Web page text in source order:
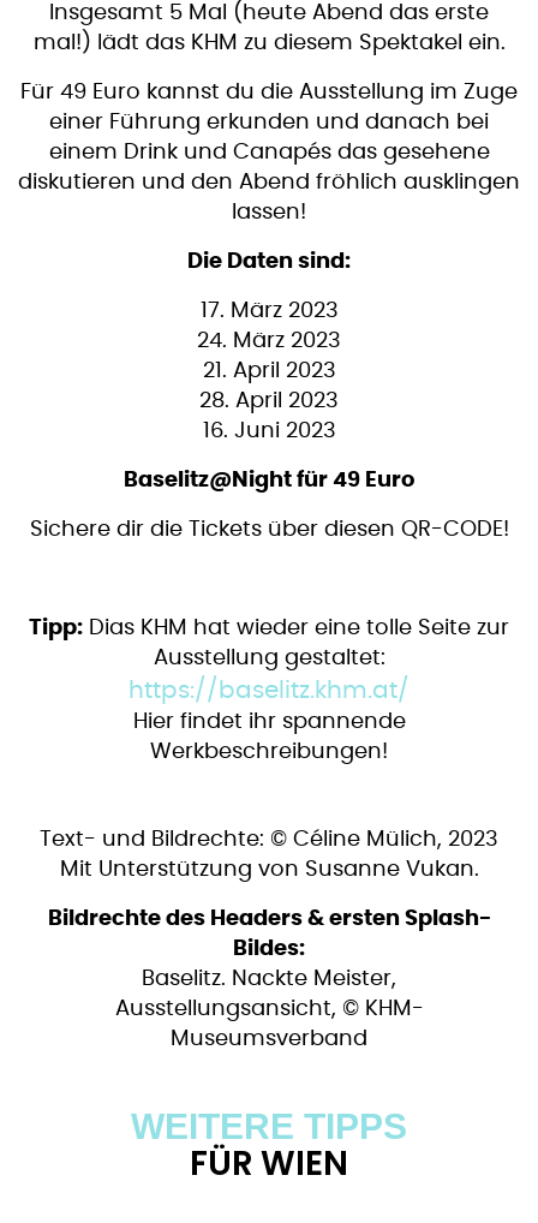
Insgesamt 5 Mal (heute Abend das erste
mal!) lädt das KHM zu diesem Spektakel ein.
Für 49 Euro kannst du die Ausstellung im Zuge
einer Führung erkunden und danach bei
einem Drink und Canapés das gesehene
diskutieren und den Abend fröhlich ausklingen
lassen!
Die Daten sind:
17. März 2023
24. März 2023
21. April 2023
28. April 2023
16. Juni 2023
Baselitz@Night für 49 Euro
Sichere dir die Tickets über diesen QR-CODE!
Tipp: Dias KHM hat wieder eine tolle Seite zur
Ausstellung gestaltet:
https://baselitz.khm.at/
Hier findet ihr spannende
Werkbeschreibungen!
Text- und Bildrechte: © Céline Mülich, 2023
Mit Unterstützung von Susanne Vukan.
Bildrechte des Headers & ersten Splash-
Bildes:
Baselitz. Nackte Meister,
Ausstellungsansicht, © KHM-
Museumsverband
WEITERE TIPPS
FÜR WIEN